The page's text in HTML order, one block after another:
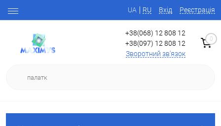
UA RU Вхід Реєстрація
+38(068) 12 808 12
+38(097) 12 808 12
Зворотний зв'язок
0